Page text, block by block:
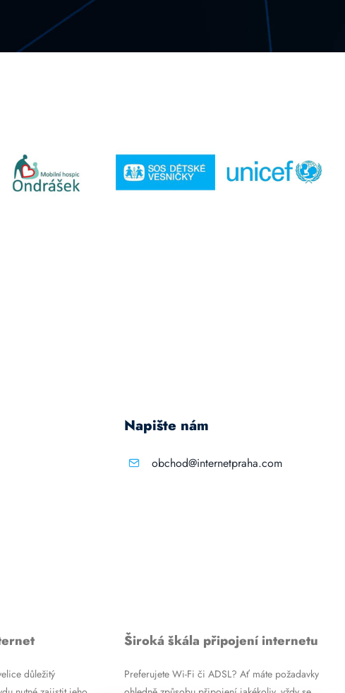
Napište nám
obchod@internetpraha.com
důležitý
Široká škála připojení internetu
Preferujete Wi-Fi či ADSL? Ať máte požadavky